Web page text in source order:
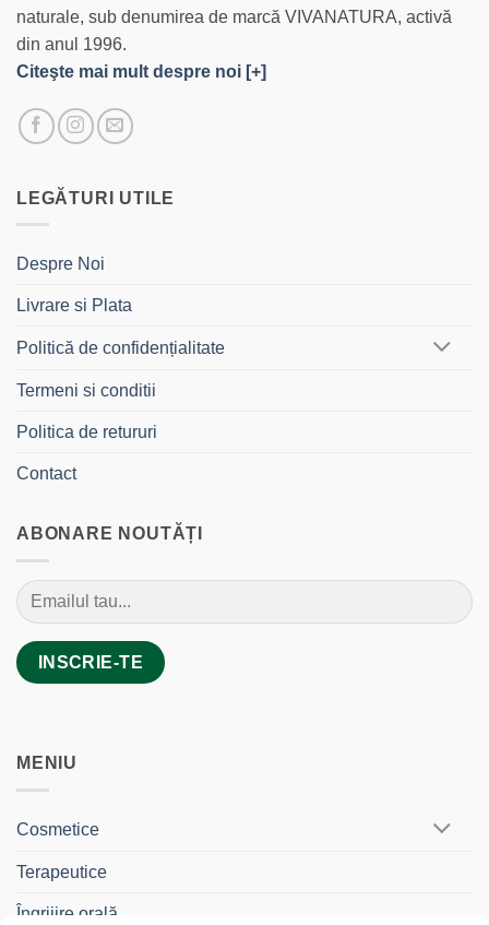
naturale, sub denumirea de marcă VIVANATURA, activă
din anul 1996.
Citeşte mai mult despre noi [+]
LEGĂTURI UTILE
Despre Noi
Livrare si Plata
Politică de confidențialitate
Termeni si conditii
Politica de retururi
Contact
ABONARE NOUTĂȚI
MENIU
Cosmetice
Terapeutice
Îngrijire orală